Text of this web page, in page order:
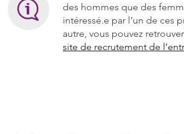
des hommes que des
intéressé.e par l’un de ces
autre, vous pouvez
site de recrutement de